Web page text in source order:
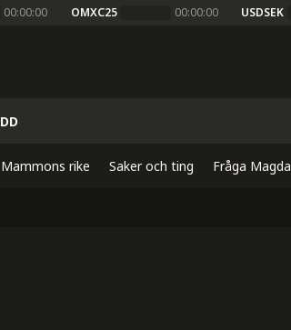
00:00:00 OMXC25 00:00:00 USDSEK
Mammons rike Saker och ting Fråga Magda